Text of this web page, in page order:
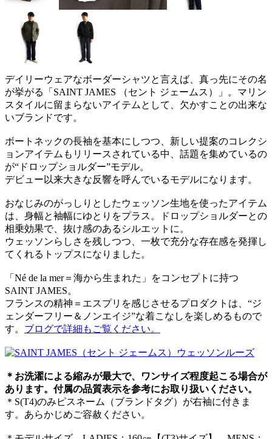
デイリーウェアなボーダーシャツと言えば、真っ先にその名
が挙がる「SAINT JAMES （セント ジェームス）」。マリン
スタイルに留まらないアイテムとして、欠かすことの出来な
いブランドです。
ボートネックの長袖を基本にしつつ、新しい提案のコレクシ
ョンアイテムもリリースされている中、話題を集めているの
が“ドロップショルダー”モデル。
デビュー以来大きな反響を呼んでいるモデルになります。
おなじみのがっしりとしたウェッソン生地を使ったアイテム
は、身幅と袖幅にゆとりをプラス。ドロップショルダーとの
相乗効果で、抜け感のあるシルエットに。
ウェッソンらしさを残しつつ、一枚で充分な存在感を発揮し
てくれるトップスになりました。
「Né de la mer＝海から生まれた」をコンセプトに持つ
SAINT JAMES。
フランスの精神＝エスプリを感じさせるプロダクトは、“ジ
ェンダーフリー＆ノンエイジ”な着こなしを楽しめるもので
す。 ブログで詳細もご覧ください。
＊お洗濯による縮みが最大で、ワンサイズ程度起こる場合が
あります。付属の品質表示を参考にお取り扱いください。
＊S(T4)のみピスネーム（ブランドタグ）が右袖に付きま
す。あらかじめご容赦ください。